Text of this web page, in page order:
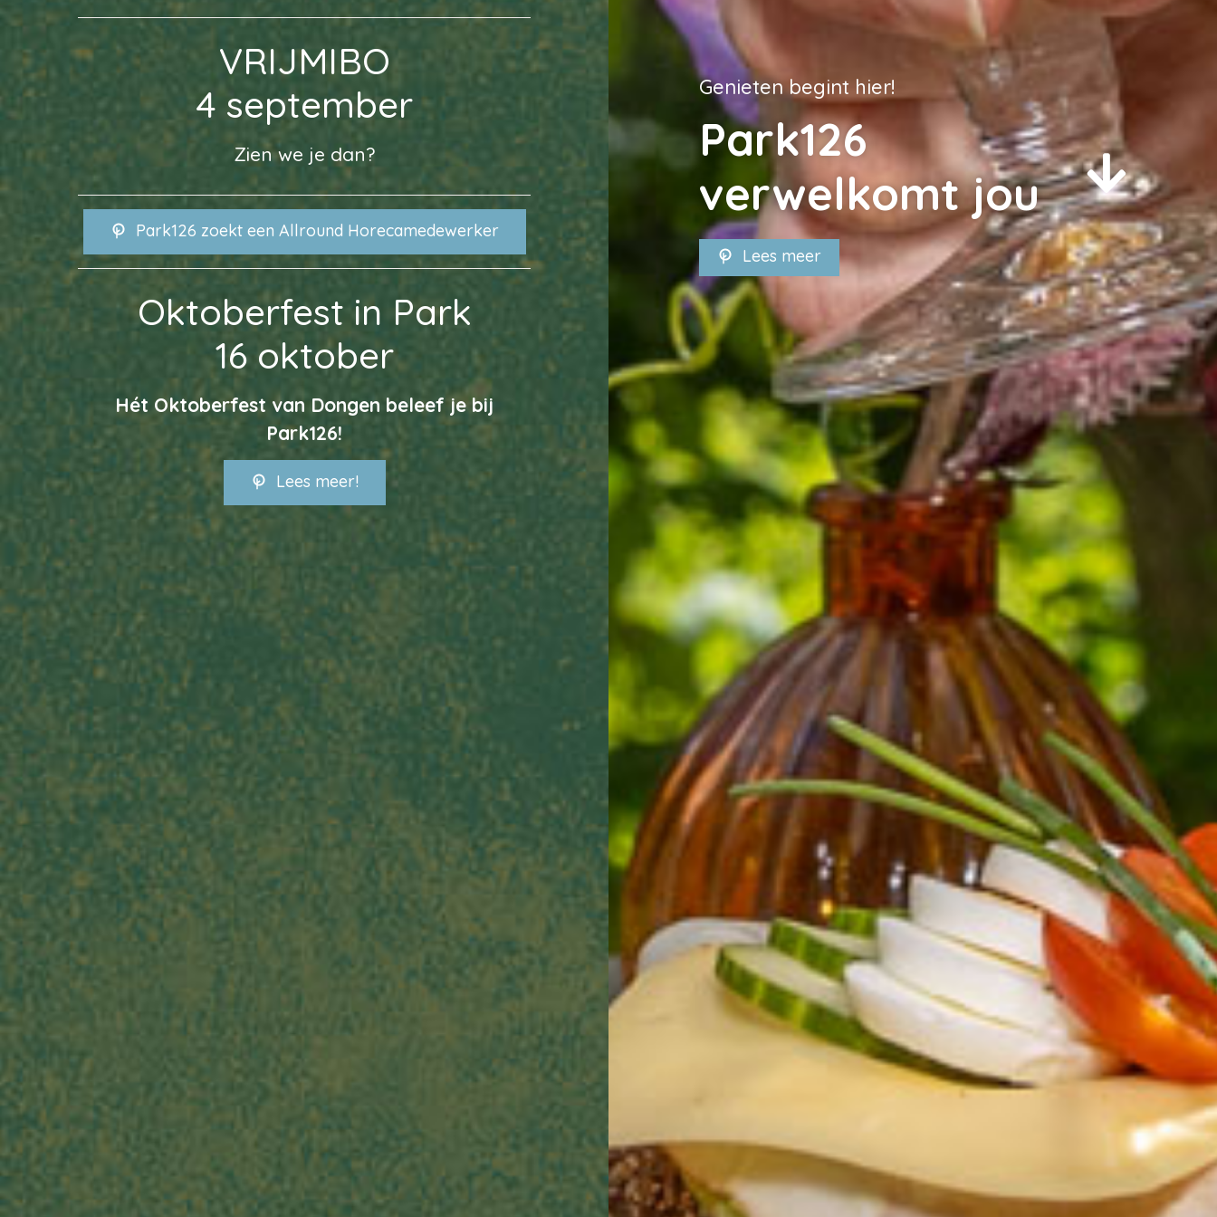
VRIJMIBO
4 september
Zien we je dan?
Park126 zoekt een Allround Horecamedewerker
Oktoberfest in Park
16 oktober
Hét Oktoberfest van Dongen beleef je bij
Park126!
Lees meer!
Genieten begint hier!
Park126
verwelkomt jou
Lees meer